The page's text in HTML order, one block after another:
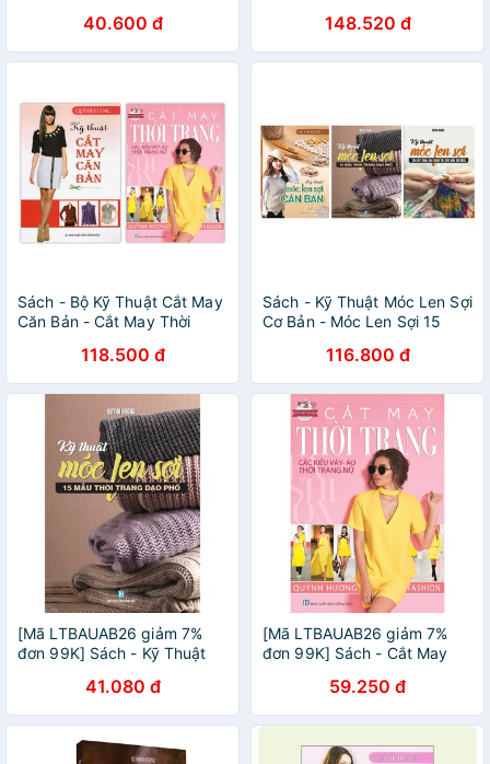
40.600 đ
Móc Len Sợi Tấm Lót, Thảm
(Bộ 4 Cuốn)
148.520 đ
Sách - Bộ Kỹ Thuật Cắt May
Căn Bản - Cắt May Thời
Thời Trang Nữ (Bộ 2 Cuốn)
118.500 đ
Sách - Kỹ Thuật Móc Len Sợi
Cơ Bản - Móc Len Sợi 15
Sợi Tấm Lót, Thảm (Bộ 3
Cuốn)
116.800 đ
[Mã LTBAUAB26 giảm 7%
đơn 99K] Sách - Kỹ Thuật
Trang Dạo Phố
41.080 đ
[Mã LTBAUAB26 giảm 7%
đơn 99K] Sách - Cắt May
Áo, Thời Trang Nữ
59.250 đ